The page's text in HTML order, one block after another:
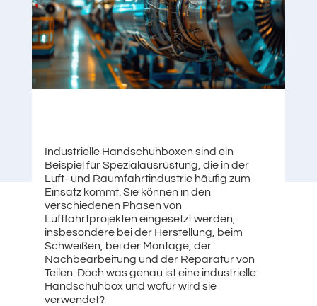
Industrielle Handschuhboxen sind ein
Beispiel für Spezialausrüstung, die in der
Luft- und Raumfahrtindustrie häufig zum
Einsatz kommt. Sie können in den
verschiedenen Phasen von
Luftfahrtprojekten eingesetzt werden,
insbesondere bei der Herstellung, beim
Schweißen, bei der Montage, der
Nachbearbeitung und der Reparatur von
Teilen. Doch was genau ist eine industrielle
Handschuhbox und wofür wird sie
verwendet?